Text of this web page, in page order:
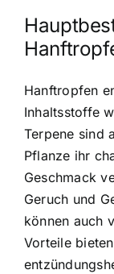
Hanftropfen
Inhaltsstoffe
Terpene sind
Pflanze ihr
Geschmack
Geruch und
können auch
Vorteile